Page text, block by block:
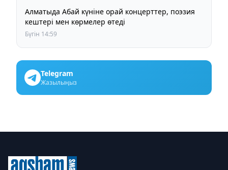
Алматыда Абай күніне орай концерттер, поэзия
кештері мен көрмелер өтеді
Бүгін 14:59
Telegram
Жазылыңыз